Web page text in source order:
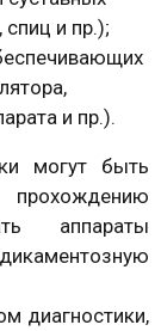
и пр.);
и пр.).
могут быть
аппараты
диагностики,